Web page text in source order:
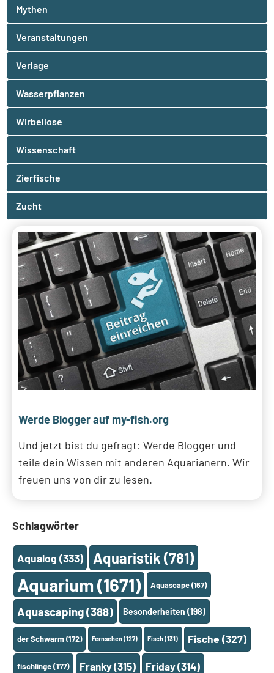
Mythen
Veranstaltungen
Verlage
Wasserpflanzen
Wirbellose
Wissenschaft
Zierfische
Zucht
Werde Blogger auf my-fish.org
Und jetzt bist du gefragt: Werde Blogger und
teile dein Wissen mit anderen Aquarianern. Wir
freuen uns von dir zu lesen.
Schlagwörter
Aqualog (333) Aquaristik (781)
Aquarium (1671) Aquascape(167)
Aquascaping(388) Besonderheiten (198)
der Schwarm(172) Fernsehen(127) Fisch(131) Fische (327)
fischlinge(177) Franky(315) Friday(314)